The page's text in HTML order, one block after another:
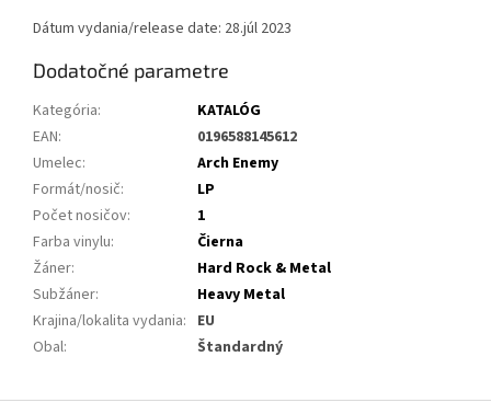
Dátum vydania/release date: 28.júl 2023
Dodatočné parametre
Kategória:
KATALÓG
EAN:
0196588145612
Umelec:
Arch Enemy
Formát/nosič:
LP
Počet nosičov:
1
Farba vinylu:
Čierna
Žáner:
Hard Rock & Metal
Subžáner:
Heavy Metal
Krajina/lokalita vydania: EU
Obal: Štandardný